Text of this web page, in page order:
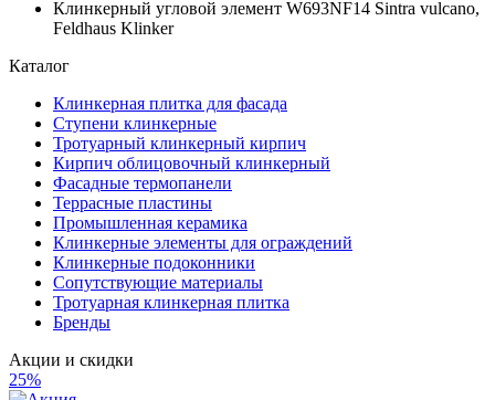
Клинкерный угловой элемент W693NF14 Sintra vulcano,
Feldhaus Klinker
Каталог
Клинкерная плитка для фасада
Ступени клинкерные
Тротуарный клинкерный кирпич
Кирпич облицовочный клинкерный
Фасадные термопанели
Террасные пластины
Промышленная керамика
Клинкерные элементы для ограждений
Клинкерные подоконники
Сопутствующие материалы
Тротуарная клинкерная плитка
Бренды
Акции и скидки
25%